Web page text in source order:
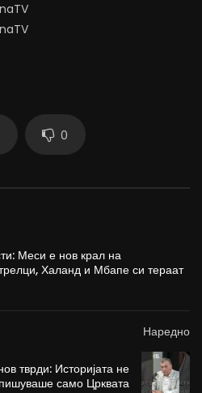
0
Меси е нов крал на
Халанд и Мбапе си тераат
Наредно
тврди: Историјата не
пишуваше само Црквата